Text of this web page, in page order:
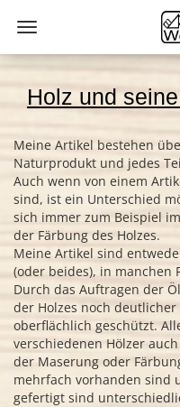
Holz und
Meine Artikel bestehen
Naturprodukt und jedes
Auch wenn von einem
sind, ist ein Unterschied
sich immer zum Beispiel
der Färbung des Holzes.
Meine Artikel sind
(oder beides), in manchen
Durch das Auftragen der
der Holzes noch
oberflächlich geschützt.
verschiedenen Hölzer
der Maserung oder
mehrfach vorhanden sind
gefertigt sind